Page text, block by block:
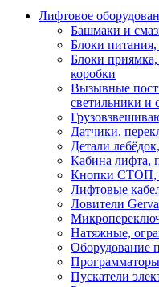
Лифтовое
Башмаки и
Блоки
Блоки
коробки
Вызывные
светильники и
Датчики,
Детали
Кабина лифта,
Кнопки СТОП,
Лифтовые
Ловители
Натяжные,
Оборудование
Пускатели